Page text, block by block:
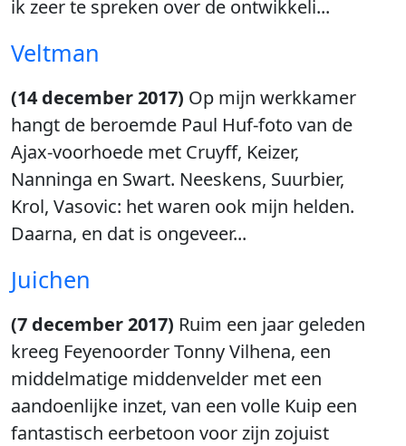
ik zeer te spreken over de ontwikkeli...
Veltman
(14 december 2017) Op mijn werkkamer
hangt de beroemde Paul Huf-foto van de
Ajax-voorhoede met Cruyff, Keizer,
Nanninga en Swart. Neeskens, Suurbier,
Krol, Vasovic: het waren ook mijn helden.
Daarna, en dat is ongeveer...
Juichen
(7 december 2017) Ruim een jaar geleden
kreeg Feyenoorder Tonny Vilhena, een
middelmatige middenvelder met een
aandoenlijke inzet, van een volle Kuip een
fantastisch eerbetoon voor zijn zojuist